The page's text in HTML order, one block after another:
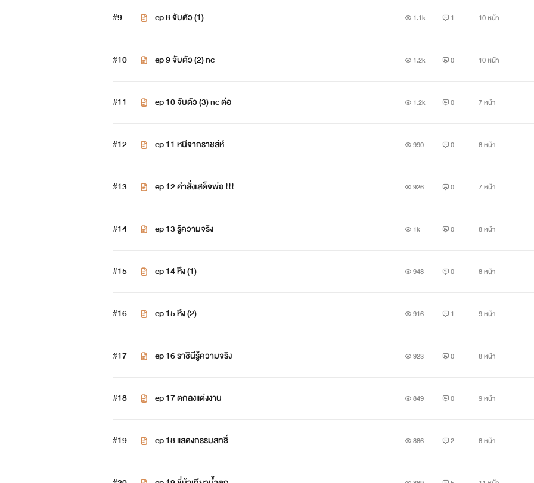
เป็นเจ้าชายที่แบดบอยที่สุดเกิดมาพร้อมกับกองเงินกองทองและได้เป็นมกุฎราชกุมารแห่งประเทศวายเอ็น
ด้วยความเป็นเจ้าชายที่สำมะเลเทเมาจึงเป็นไม้เบื่อไม้เมากับผู้เป็นพ่อกษัตริย์แห่งประเทศวายเอ็น ส่
ตอนนี้เจ้าชายสเตฟานกำลังประท้วงผู้เป็นพ่อเพราะไม่อยากแต่งงานกับโบว์เมลดา พี่สาวของไอวี่ ที่เ
แต่กลับมีตัวแทนซึ่งเป็นพี่สาวของไอดีต้องมาแต่งงานกับสเตฟานทำให้ชายหนุ่มหงุดหงิดและรู้สึกผิดแ
#9 ep 8 จับตัว (1) 1.1k 1 10 หน้า
#10 ep 9 จับตัว (2) nc 1.2k 0 10 หน้า
#11 ep 10 จับตัว (3) nc ต่อ 1.2k 0 7 หน้า
#12 ep 11 หนีจากราชสีห์ 990 0 8 หน้า
#13 ep 12 คำสั่งเสด็จพ่อ !!! 926 0 7 หน้า
#14 ep 13 รู้ความจริง 1k 0 8 หน้า
#15 ep 14 หึง (1) 948 0 8 หน้า
#16 ep 15 หึง (2) 916 1 9 หน้า
#17 ep 16 ราชินีรู้ความจริง 923 0 8 หน้า
#18 ep 17 ตกลงแต่งงาน 849 0 9 หน้า
#19 ep 18 แสดงกรรมสิทธิ์ 886 2 8 หน้า